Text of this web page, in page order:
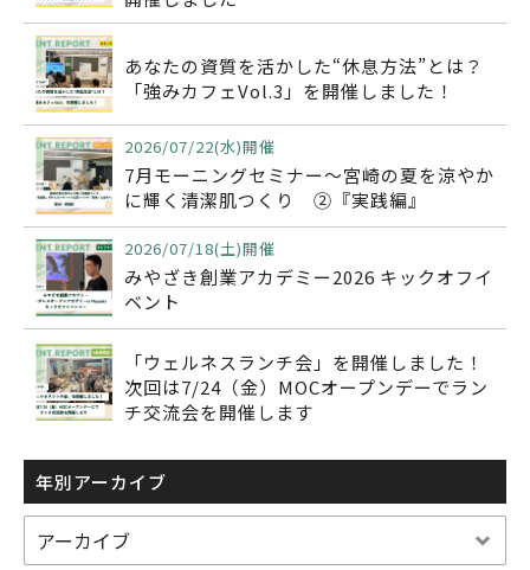
あなたの資質を活かした“休息方法”とは？
「強みカフェVol.3」を開催しました！
2026/07/22(水)開催
7月モーニングセミナー～宮崎の夏を涼やか
に輝く清潔肌つくり ②『実践編』
2026/07/18(土)開催
みやざき創業アカデミー2026 キックオフイ
ベント
「ウェルネスランチ会」を開催しました！
次回は7/24（金）MOCオープンデーでラン
チ交流会を開催します
年別アーカイブ